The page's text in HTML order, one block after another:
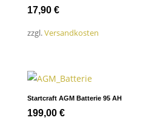
17,90 €
zzgl.Versandkosten
Startcraft AGM Batterie 95 AH
199,00 €